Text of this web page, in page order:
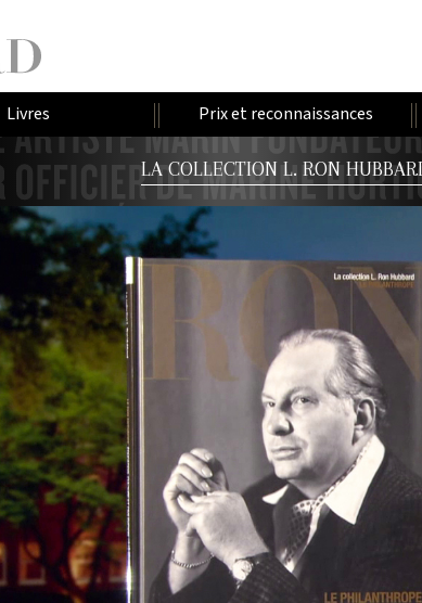
Livres Prix et reconnaissances
LA COLLECTION L. RON